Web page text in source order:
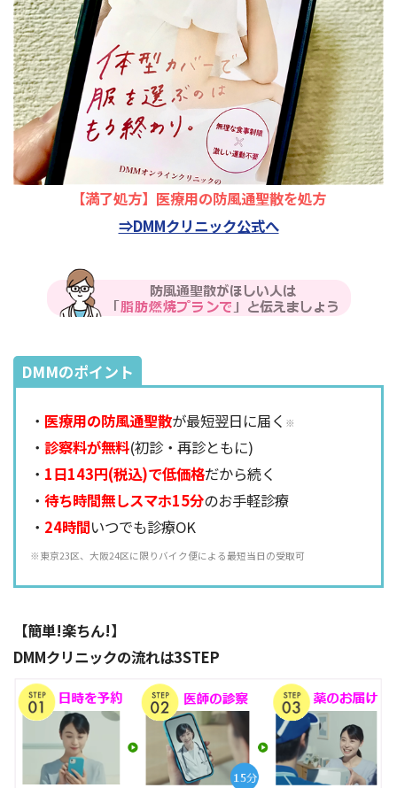
【満了処方】医療用の防風通聖散を処方
⇒DMMクリニック公式へ
DMMのポイント
・ 医療用の防風通聖散が最短翌日に届く ※
・診察料が無料(初診・再診ともに)
・ 1日143円(税込)で低価格だから続く
・待ち時間無しスマホ15分のお手軽診療
・ 24時間いつでも診療OK
※東京23区、大阪24区に限りバイク便による最短当日の受取可
【簡単!楽ちん!】
DMMクリニックの流れは3STEP